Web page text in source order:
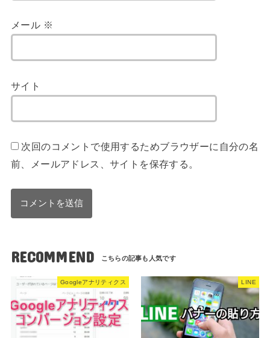
メール ※
サイト
次回のコメントで使用するためブラウザーに自分の名
前、メールアドレス、サイトを保存する。
RECOMMEND
Googleアナリティクス LINE